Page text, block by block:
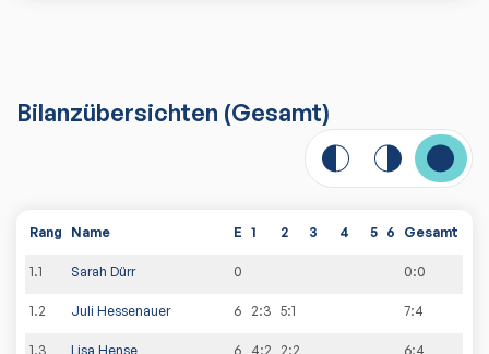
Bilanzübersichten (Gesamt)
Rang Name E 1 2 3 4 5 6 Gesamt
1.1 Sarah Dürr 0 0:0
1.2 Juli Hessenauer 6 2:3 5:1 7:4
1.3 Lisa Hense 6 4:2 2:2 6:4